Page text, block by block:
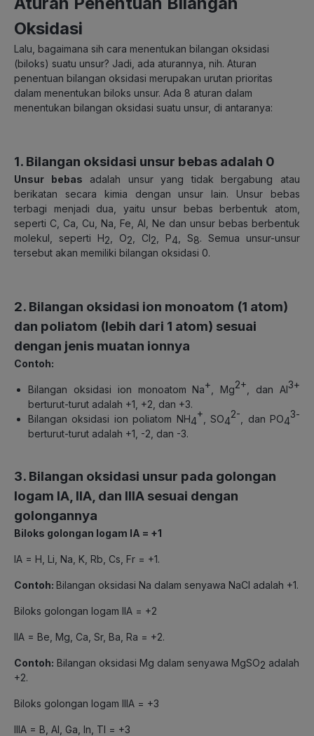
Oksidasi
Lalu, bagaimana sih cara menentukan bilangan oksidasi
(biloks) suatu unsur? Jadi, ada aturannya, nih. Aturan
penentuan bilangan oksidasi merupakan urutan prioritas
dalam menentukan biloks unsur. Ada 8 aturan dalam
menentukan bilangan oksidasi suatu unsur, di antaranya:
1. Bilangan oksidasi unsur bebas adalah 0
Unsur bebas adalah unsur yang tidak bergabung atau
berikatan secara kimia dengan unsur lain. Unsur bebas
terbagi menjadi dua, yaitu unsur bebas berbentuk atom,
seperti C, Ca, Cu, Na, Fe, Al, Ne dan unsur bebas berbentuk
molekul, seperti H2 , O2 , Cl2 , P4 , S8. Semua unsur-unsur
tersebut akan memiliki bilangan oksidasi 0.
2. Bilangan oksidasi ion monoatom (1 atom)
dan poliatom (lebih dari 1 atom) sesuai
dengan jenis muatan ionnya
Contoh:
Bilangan oksidasi ion monoatom Na+ , Mg2+ , dan Al3+
berturut-turut adalah +1, +2, dan +3.
Bilangan oksidasi ion poliatom NH4
+ , SO4
2- , dan PO4
3-
berturut-turut adalah +1, -2, dan -3.
3. Bilangan oksidasi unsur pada golongan
logam IA, IIA, dan IIIA sesuai dengan
golongannya
Biloks golongan logam IA = +1
IA = H, Li, Na, K, Rb, Cs, Fr = +1.
Contoh: Bilangan oksidasi Na dalam senyawa NaCl adalah +1.
Biloks golongan logam IIA = +2
IIA = Be, Mg, Ca, Sr, Ba, Ra = +2.
Contoh: Bilangan oksidasi Mg dalam senyawa MgSO2 adalah
+2.
Biloks golongan logam IIIA = +3
IIIA = B, Al, Ga, In, Tl = +3